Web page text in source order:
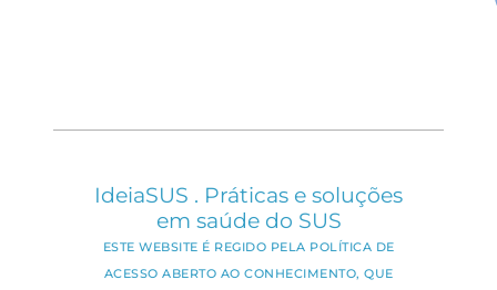
IdeiaSUS . Práticas e soluções
em saúde do SUS
ESTE WEBSITE É REGIDO PELA POLÍTICA DE
ACESSO ABERTO AO CONHECIMENTO, QUE